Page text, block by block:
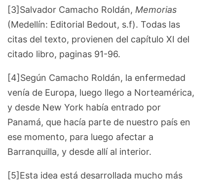
[3]Salvador Camacho Roldán, Memorias
(Medellín: Editorial Bedout, s.f). Todas las
citas del texto, provienen del capítulo XI del
citado libro, paginas 91-96.
[4]Según Camacho Roldán, la enfermedad
venía de Europa, luego llego a Norteamérica,
y desde New York había entrado por
Panamá, que hacía parte de nuestro país en
ese momento, para luego afectar a
Barranquilla, y desde allí al interior.
[5]Esta idea está desarrollada mucho más